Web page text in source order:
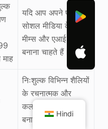
माह
यदि आप अपने फोन पर
सोशल मीडिया के लिए
मीम्स और एआई कंटेंट
बनाना चाहते हैं।
निःशुल्क विभिन्न शैलियों
के रचनात्मक और
कलात्मक AI चित्र
बनाने के लिए।
Hindi